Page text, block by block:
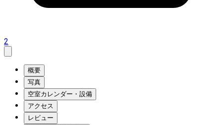
2
概要
写真
空室カレンダー・設備
アクセス
レビュー